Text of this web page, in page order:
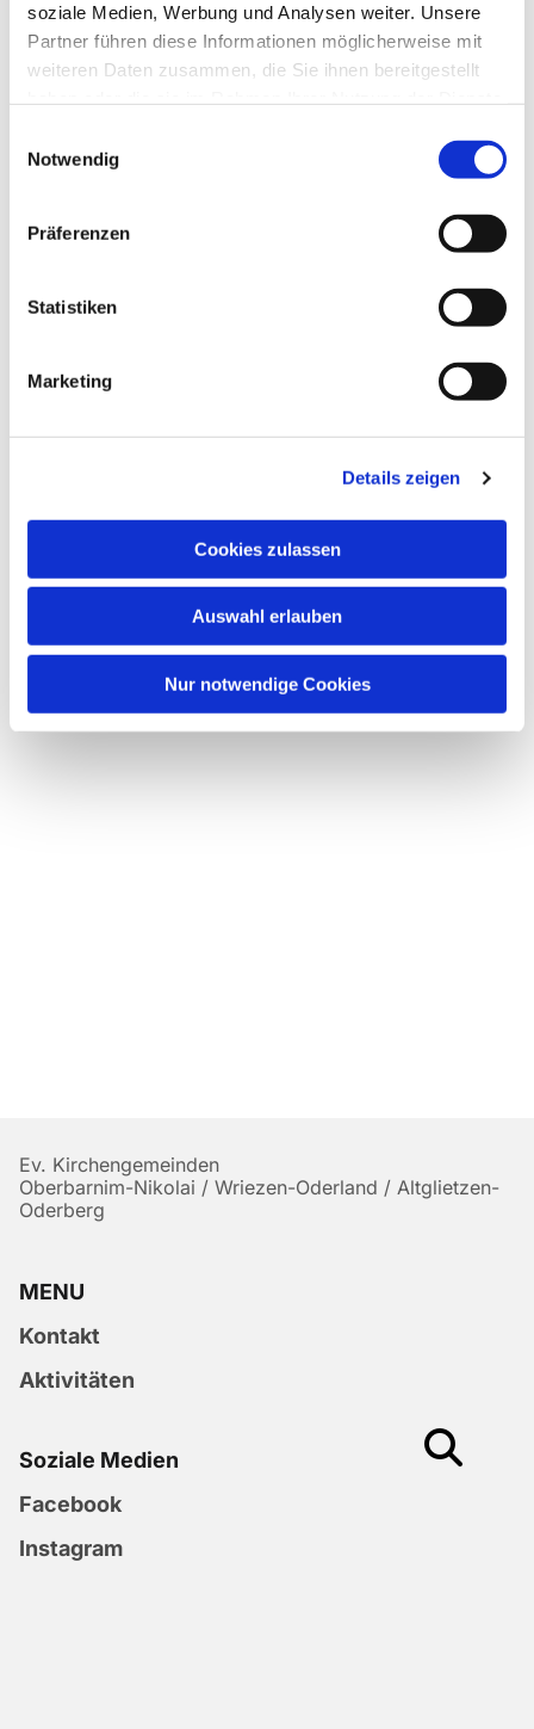
soziale Medien, Werbung und Analysen weiter. Unsere
Partner führen diese Informationen möglicherweise mit
weiteren Daten zusammen, die Sie ihnen bereitgestellt
Notwendig
Präferenzen
Statistiken
Marketing
Details zeigen
Cookies zulassen
Auswahl erlauben
Nur notwendige Cookies
Dies könnte Sie auch
interessieren
Ev. Kirchengemeinden
Oberbarnim-Nikolai / Wriezen-Oderland / Altglietzen-
Oderberg
MENU
Kontakt
Aktivitäten
Soziale Medien
Facebook
Instagram